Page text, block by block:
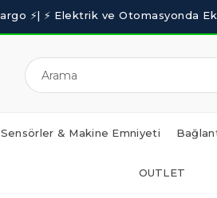
Sensörler & Makine Emniyeti
OUTLET